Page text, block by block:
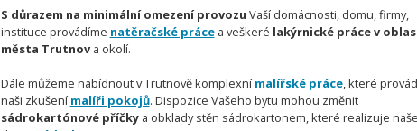
S důrazem na minimální omezení provozu Vaší domácnosti, domu, firmy,
instituce provádíme natěračské prácea veškeré lakýrnické práce v
města Trutnova okolí.
Dále můžeme nabídnout v Trutnově komplexní malířské práce, které
naši zkušení malíři pokojů. Dispozice Vašeho bytu mohou změnit
sádrokartónové příčkya obklady stěn sádrokartonem, které realizuje